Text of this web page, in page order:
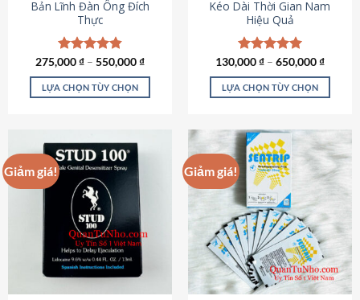
trên
trang
sản
phẩm
trên
trang
sản
phẩm
Bản Lĩnh Đàn Ông Đích
Thực
Được xếp
hạng4.87
5 sao
275,000₫ – 550,000₫
LỰA CHỌN TÙY CHỌN
có
nhiều
biến
thể.
Các
tùy
chọn
Kéo Dài Thời Gian Nam
Hiệu Quả
Được xếp
hạng5.00
5 sao
130,000₫ – 650,000₫
LỰA CHỌN TÙY CHỌN
này
có
nhiều
biến
thể.
Các
tùy
chọn
có
thể
Giảm giá! Giảm giá!